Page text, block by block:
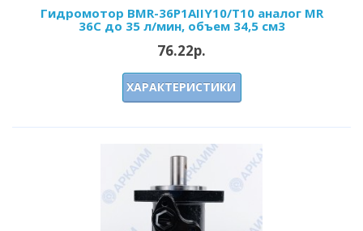
Гидромотор BMR-36P1AIIY10/T10 аналог MR
36C до 35 л/мин, объем 34,5 см3
76.22р.
ХАРАКТЕРИСТИКИ